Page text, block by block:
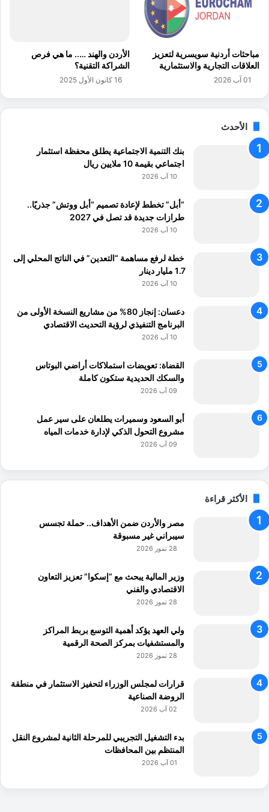
ذ
ء
ا
ل
ا
ص
ط
ع
ي
ع
ش
ر
مباحثات أردنية سويسرية لتعزيز
العلاقات التجارية والاستثمارية
01 آب 2026
الأردن والهند ….. ما هي فرص
الشراكة التقنية؟
16 كانون الأول 2025
الأحدث
بنك التنمية الاجتماعية يطلق محفظة استثمار
اجتماعي بقيمة 10 ملايين ريال
10 آب 2026
“أبل” تخطط لإعادة تصميم “أبل ووتش” جذريًا..
طرازات جديدة قد تصل في 2027
10 آب 2026
خطة لرفع مساهمة “التعدين” في الناتج المحلي إلى
1.7 مليار دينار
10 آب 2026
دعسان: إنجاز 80% من مشاريع النسخة الأولى من
البرنامج التنفيذي لرؤية التحديث الاقتصادي
10 آب 2026
القضاة: تعويضات استملاكات أراضي البوتاس
والسكك الحديدية ستكون كاملة
09 آب 2026
أبو السعود وسميرات يطلعان على سير عمل
مشروع التحول الذكي لإدارة خدمات المياه
09 آب 2026
الأكثر قراءة
مصر والأردن ضمن الأهداف.. حملة تجسس
سيبراني غير مسبوقة
28 تموز 2026
وزير المالية يبحث مع “إسكوا” تعزيز التعاون
الاقتصادي والفني
28 تموز 2026
ولي العهد يؤكد أهمية التوسع بربط المراكز
والمستشفيات بمركز الصحة الرقمية
28 تموز 2026
قرارات لمجلس الوزراء لتحفيز الاستثمار في منطقة
الروضة الصناعية
02 آب 2026
بدء التشغيل التجريبي للمرحلة الثانية لمشروع النقل
المنتظم بين المحافظات
01 آب 2026